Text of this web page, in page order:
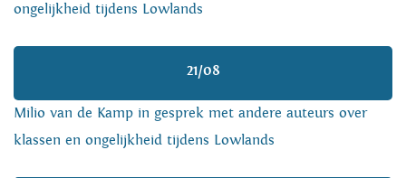
ongelijkheid tijdens Lowlands
21/08
Milio van de Kamp in gesprek met andere auteurs over
klassen en ongelijkheid tijdens Lowlands